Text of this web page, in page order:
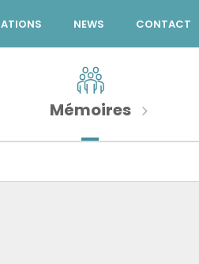
NEWS CONTACT
Mémoires